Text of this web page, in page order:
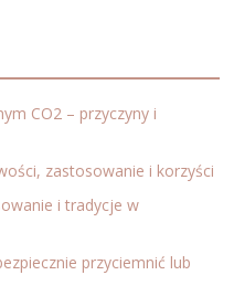
CO2 – przyczyny i
zastosowanie i korzyści
i tradycje w
przyciemnić lub